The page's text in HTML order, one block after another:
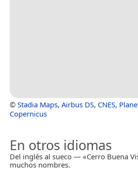
© Stadia Maps, Airbus DS, CNES,
Copernicus
En otros idiomas
Del inglés al sueco — «Cerro Buena
muchos nombres.